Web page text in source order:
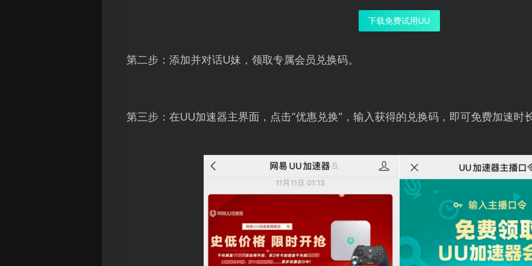
下载免费试用UU
第二步：添加并对话U妹，领取专属会员兑换码。
第三步：在UU加速器主界面，点击“优惠兑换”，输入获得的兑换码，即可免费加速时